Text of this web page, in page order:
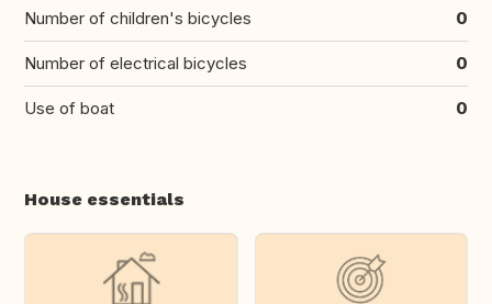
Number of children's bicycles 0
Number of electrical bicycles 0
Use of boat 0
House essentials